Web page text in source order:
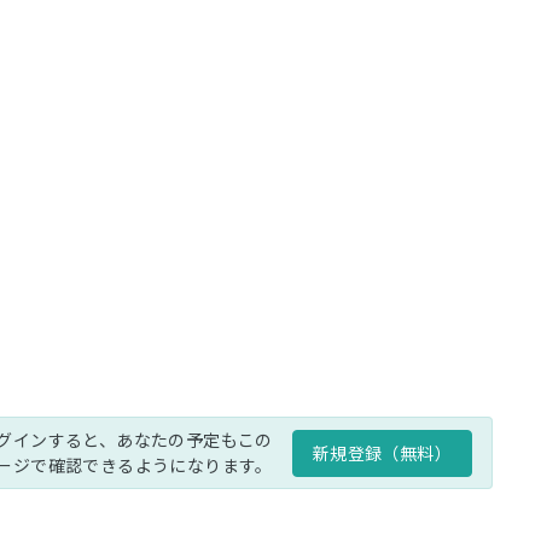
インすると、あなたの予定もこの
ジで確認できるようになります。
新規登録（無料）